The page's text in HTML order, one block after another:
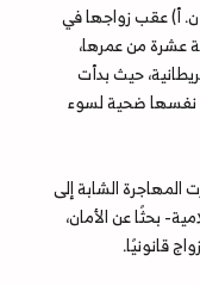
ن. أ) عقب زواجها في
عشرة من عمرها،
حيث بدأت
نفسها ضحية لسوء
الشابة إلى
بحثًا عن الأمان،
قانونيًا.